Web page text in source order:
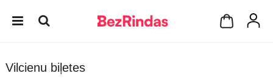
Vilcienu biļetes